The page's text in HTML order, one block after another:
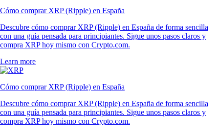
Cómo comprar XRP (Ripple) en España
Descubre cómo comprar XRP (Ripple) en España de forma sencilla
con una guía pensada para principiantes. Sigue unos pasos claros y
compra XRP hoy mismo con Crypto.com.
Learn more
Cómo comprar XRP (Ripple) en España
Descubre cómo comprar XRP (Ripple) en España de forma sencilla
con una guía pensada para principiantes. Sigue unos pasos claros y
compra XRP hoy mismo con Crypto.com.